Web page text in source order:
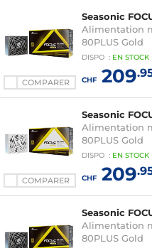
COMPARER
Seasonic
Alimentation
80PLUS Gold
DISPO : EN STOCK
CHF209
COMPARER
Seasonic
Alimentation
80PLUS Gold
DISPO : EN STOCK
CHF209
Seasonic
Alimentation
80PLUS Gold